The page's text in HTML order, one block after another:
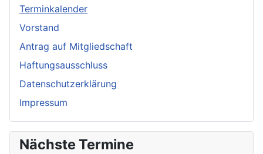
Terminkalender
Vorstand
Antrag auf Mitgliedschaft
Haftungsausschluss
Datenschutzerklärung
Impressum
Nächste Termine